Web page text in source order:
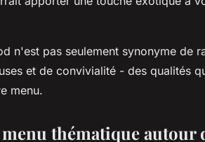
n'est pas seulement synonyme de
et de convivialité - des qualités
menu.
thématique autour